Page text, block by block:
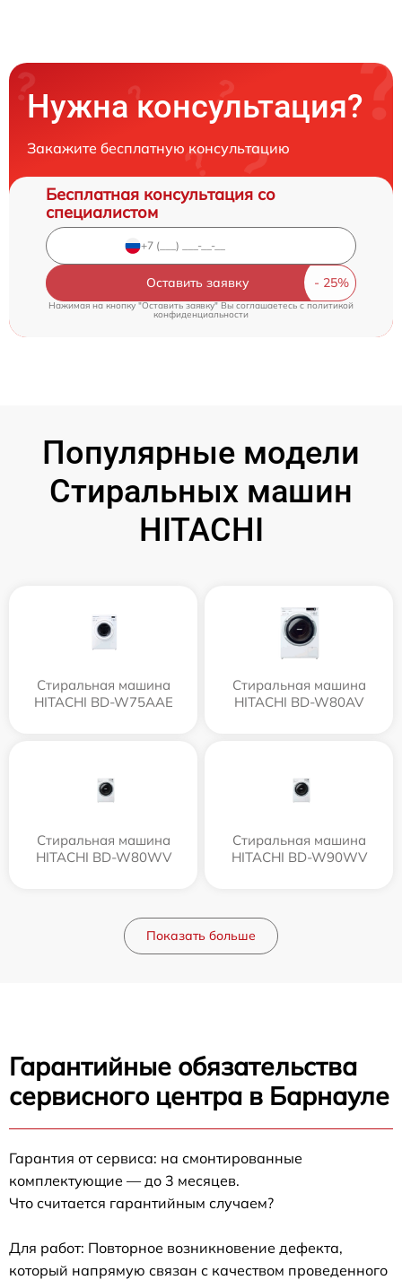
Нужна консультация?
Закажите бесплатную консультацию
Бесплатная консультация со
специалистом
Оставить заявку
Нажимая на кнопку "Оставить заявку" Вы соглашаетесь cполитикой
конфиденциальности
Популярные модели
Стиральных машин
HITACHI
Стиральная машина
HITACHI BD-W75AAE
Стиральная машина
HITACHI BD-W80AV
Стиральная машина
HITACHI BD-W80WV
Стиральная машина
HITACHI BD-W90WV
Показать больше
Гарантийные обязательства
сервисного центра в Барнауле
Гарантия от сервиса: на смонтированные
комплектующие — до 3 месяцев.
Что считается гарантийным случаем?
Для работ: Повторное возникновение дефекта,
который напрямую связан с качеством проведенного